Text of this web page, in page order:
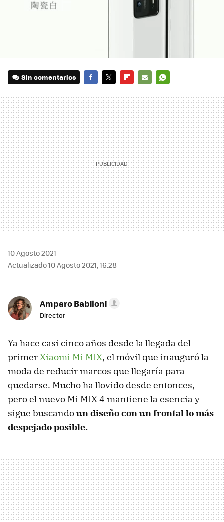
Sin comentarios
MAIL
10 Agosto 2021
Actualizado 10 Agosto 2021, 16:28
Amparo Babiloni
Director
Ya hace casi cinco años desde la llegada del
primerXiaomi Mi MIX, el móvil que inauguró la
moda de reducir marcos que llegaría para
quedarse. Mucho ha llovido desde entonces,
pero el nuevo Mi MIX 4 mantiene la esencia y
sigue buscandoun diseño con un frontal lo más
despejado posible.